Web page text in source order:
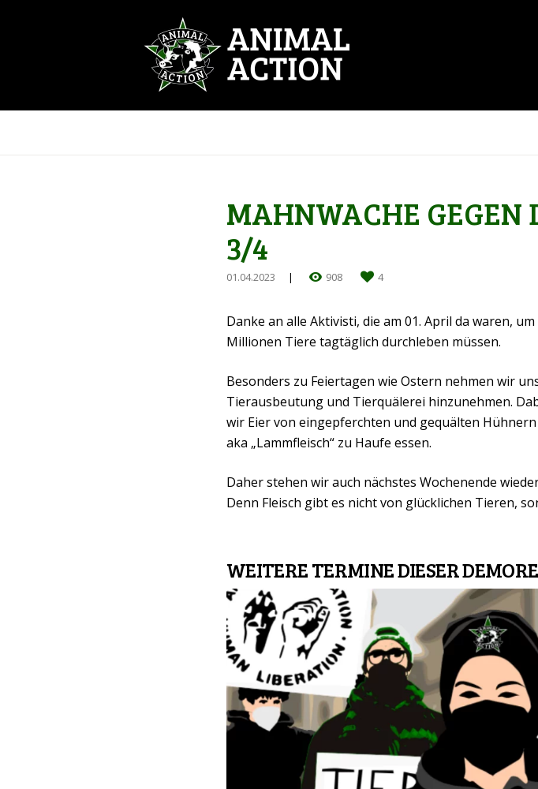
MAHNWACHE GEGEN
3/4
01.04.2023 908 4
Danke an alle Aktivisti, die am 01. April da waren,
Millionen Tiere tagtäglich durchleben müssen.
Besonders zu Feiertagen wie Ostern nehmen wir
Tierausbeutung und Tierquälerei hinzunehmen.
wir Eier von eingepferchten und gequälten
aka „Lammfleisch“ zu Haufe essen.
Daher stehen wir auch nächstes Wochenende
Denn Fleisch gibt es nicht von glücklichen Tieren,
WEITERE TERMINE DIESER